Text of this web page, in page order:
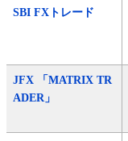
SBI FXトレード
JFX 「MATRIX TR
ADER」